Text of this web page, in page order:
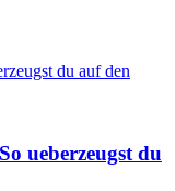
ueberzeugst du